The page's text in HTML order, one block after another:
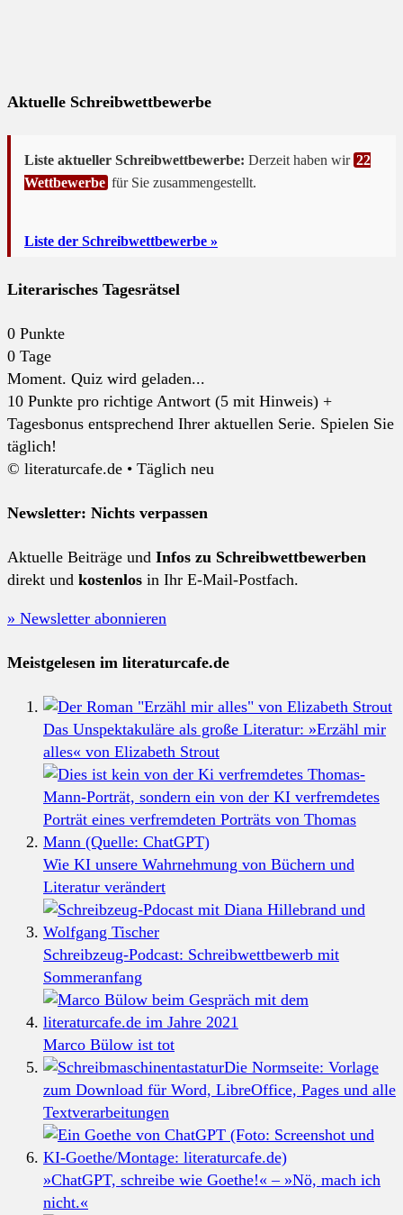
Aktuelle Schreibwettbewerbe
Liste aktueller Schreibwettbewerbe: Derzeit haben wir 22
Wettbewerbe für Sie zusammengestellt.
Liste der Schreibwettbewerbe »
Literarisches Tagesrätsel
0 Punkte
0 Tage
Moment. Quiz wird geladen...
10 Punkte pro richtige Antwort (5 mit Hinweis) +
Tagesbonus entsprechend Ihrer aktuellen Serie. Spielen Sie
täglich!
© literaturcafe.de • Täglich neu
Newsletter: Nichts verpassen
Aktuelle Beiträge und Infos zu Schreibwettbewerben
direkt und kostenlos in Ihr E-Mail-Postfach.
» Newsletter abonnieren
Meistgelesen im literaturcafe.de
Das Unspektakuläre als große Literatur: »Erzähl mir
alles« von Elizabeth Strout
Wie KI unsere Wahrnehmung von Büchern und
Literatur verändert
Schreibzeug-Podcast: Schreibwettbewerb mit
Sommeranfang
Marco Bülow ist tot
Die Normseite: Vorlage
zum Download für Word, LibreOffice, Pages und alle
Textverarbeitungen
»ChatGPT, schreibe wie Goethe!« – »Nö, mach ich
nicht.«